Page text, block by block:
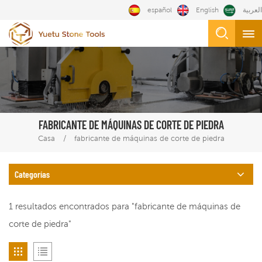
español English العربية
FABRICANTE DE MÁQUINAS DE CORTE DE PIEDRA
Casa / fabricante de máquinas de corte de piedra
Categorías
1 resultados encontrados para "fabricante de máquinas de
corte de piedra"